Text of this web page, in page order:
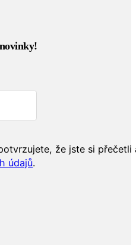
že jste si přečetli
údajů.